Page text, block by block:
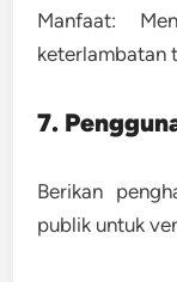
Manfaat:
keterlambatan
7.
Berikan
publik untuk